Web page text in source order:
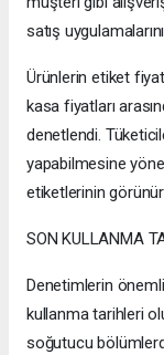
satış
Ürünlerin etiket
kasa fiyatları
denetlendi.
yapabilmesine
etiketlerinin
SON KULLANMA
Denetimlerin
kullanma tarihleri
soğutucu